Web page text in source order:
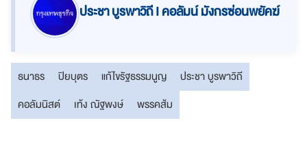
ประชา บูรพาวิถี I คอลัมน์ มังกรซ่อนพยัคฆ์
ธนาธร ปิยบุตร แก้ไขรัฐธรรมนูญ
ประชา บูรพาวิถี
คอลัมนิสต์
เท้ง ณัฐพงษ์ พรรคส้ม